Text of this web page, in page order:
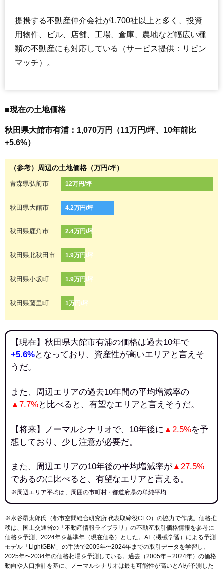
提携する不動産仲介会社が1,700社以上と多く、投資
用物件、ビル、店舗、工場、倉庫、農地など幅広い種
類の不動産にも対応している（サービス提供：リビン
マッチ）。
■現在の土地価格
秋田県大館市有浦：1,070万円（11万円/坪、10年前比
+5.6%）
（参考）周辺の土地価格（万円/坪）
青森県弘前市 12万円/坪
秋田県大館市 4.2万円/坪
秋田県鹿角市 2.4万円/坪
秋田県北秋田市 1.9万円/坪
秋田県小坂町 1.9万円/坪
秋田県藤里町 1万円/坪
【現在】秋田県大館市有浦の価格は過去10年で
+5.6%となっており、資産性が高いエリアと言えそ
うだ。
また、周辺エリアの過去10年間の平均増減率の
▲7.7%と比べると、有望なエリアと言えそうだ。
【将来】ノーマルシナリオで、10年後に ▲2.5%を予
想しており、少し注意が必要だ。
また、周辺エリアの10年後の平均増減率が▲27.5%
であるのに比べると、有望なエリアと言える。
※周辺エリア平均は、周囲の市町村・都道府県の単純平均
※水谷昂太郎氏（都市空間総合研究所 代表取締役CEO）の協力で作成。価格推
移は、国土交通省の「 不動産情報ライブラリ 」の不動産取引価格情報を参考に
価格を予測、2024年を基準年（現在価格）とした。AI（機械学習）による予測
モデル「LightGBM」の手法で2005年〜2024年までの取引データを学習し、
2025年〜2034年の価格相場を予測している。過去（2005年～2024年）の価格
動向や人口推計を基に、ノーマルシナリオは最も可能性が高いとAIが予測した